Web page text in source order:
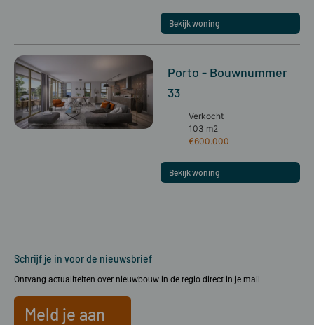
Bekijk woning
Porto - Bouwnummer
33
Verkocht
103 m2
€600.000
Bekijk woning
Schrijf je in voor de nieuwsbrief
Ontvang actualiteiten over nieuwbouw in de regio direct in je mail
Meld je aan